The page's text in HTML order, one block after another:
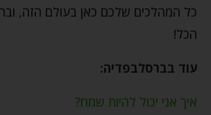
כל המהלכים שלכם כאן בעולם הזה,
הכל!
עוד בברסלבפדיה:
איך אני יכול להיות שמח?